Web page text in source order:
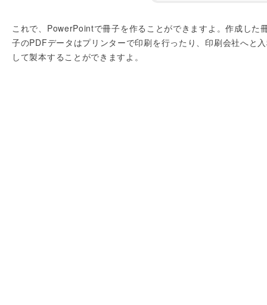
これで、PowerPointで冊子を作ることができますよ。作成した
子のPDFデータはプリンターで印刷を行ったり、印刷会社へと
して製本することができますよ。